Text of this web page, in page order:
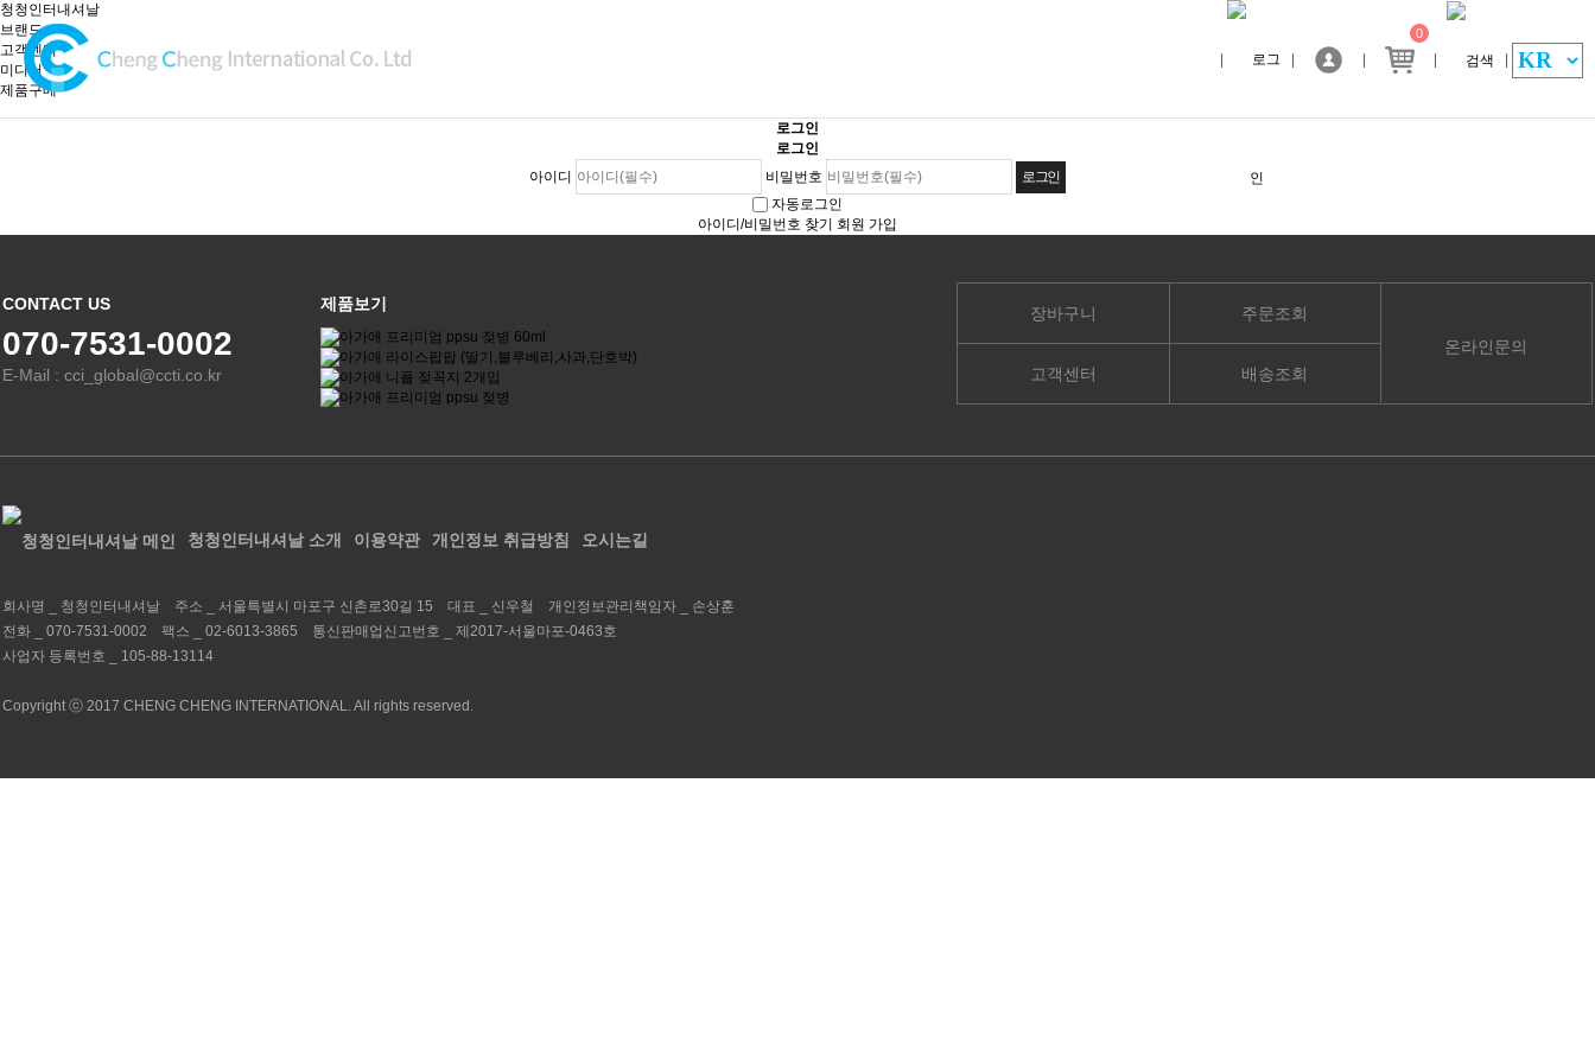
0
청청인터내셔날
브랜드
고객센터
미디어
제품구매
로그인
로그인
아이디
비밀번호
자동로그인
아이디/비밀번호 찾기
회원 가입
CONTACT US
070-7531-0002
E-Mail : cci_global@ccti.co.kr
제품보기 장바구니
고객센터
주문조회
배송조회
온라인문의
청청인터내셔날 소개 이용약관 개인정보 취급방침 오시는길
회사명 _ 청청인터내셔날 주소 _ 서울특별시 마포구 신촌로30길 15 대표 _ 신우철 개인정보관리책임자 _
손상훈
전화 _
070-7531-0002 팩스 _ 02-6013-3865 통신판매업신고번호 _
제2017-서울마포-0463호
사업자 등록번호 _
105-88-13114
Copyright ⓒ 2017 CHENG CHENG INTERNATIONAL. All rights reserved.